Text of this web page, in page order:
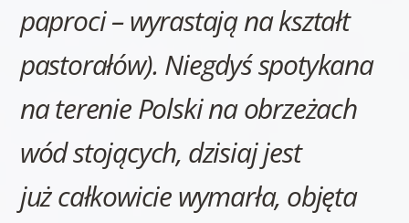
paproci – wyrastają na kształt
pastorałów). Niegdyś spotykana
na terenie Polski na obrzeżach
wód stojących, dzisiaj jest
już całkowicie wymarła, objęta